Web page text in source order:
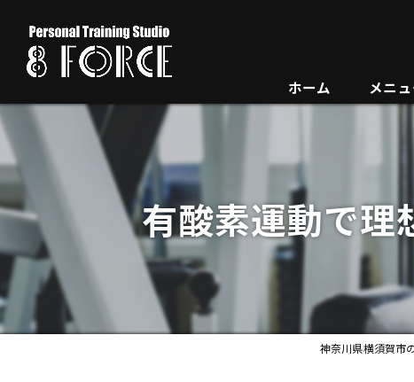
ホーム メニ
有酸素運動で理
神奈川県横須賀市